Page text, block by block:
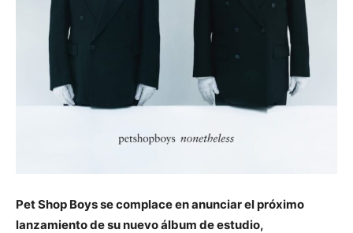
Pet Shop Boys se complace en anunciar el próximo
lanzamiento de su nuevo álbum de estudio,